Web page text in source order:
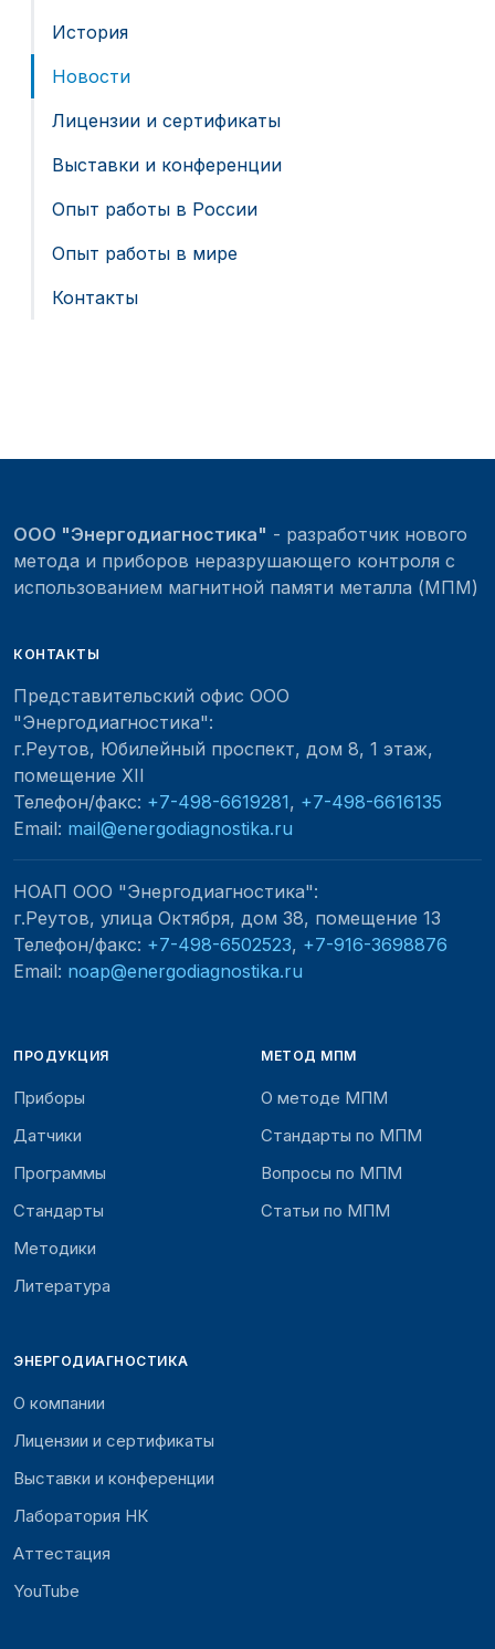
История
Новости
Лицензии и сертификаты
Выставки и конференции
Опыт работы в России
Опыт работы в мире
Контакты
ООО "Энергодиагностика" - разработчик нового
метода и приборов неразрушающего контроля с
использованием магнитной памяти металла (МПМ)
КОНТАКТЫ
Представительский офис ООО
"Энергодиагностика":
г.Реутов, Юбилейный проспект, дом 8, 1 этаж,
помещение XII
Телефон/факс: +7-498-6619281, +7-498-6616135
Email: mail@energodiagnostika.ru
НОАП ООО "Энергодиагностика":
г.Реутов, улица Октября, дом 38, помещение 13
Телефон/факс: +7-498-6502523, +7-916-3698876
Email: noap@energodiagnostika.ru
ПРОДУКЦИЯ
Приборы
Датчики
Программы
Стандарты
Методики
Литература
МЕТОД МПМ
О методе МПМ
Стандарты по МПМ
Вопросы по МПМ
Статьи по МПМ
ЭНЕРГОДИАГНОСТИКА
О компании
Лицензии и сертификаты
Выставки и конференции
Лаборатория НК
Аттестация
YouTube